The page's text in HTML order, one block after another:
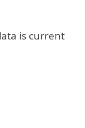
is current